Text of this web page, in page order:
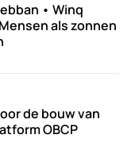
• Winq
als zonnen
de bouw van
OBCP